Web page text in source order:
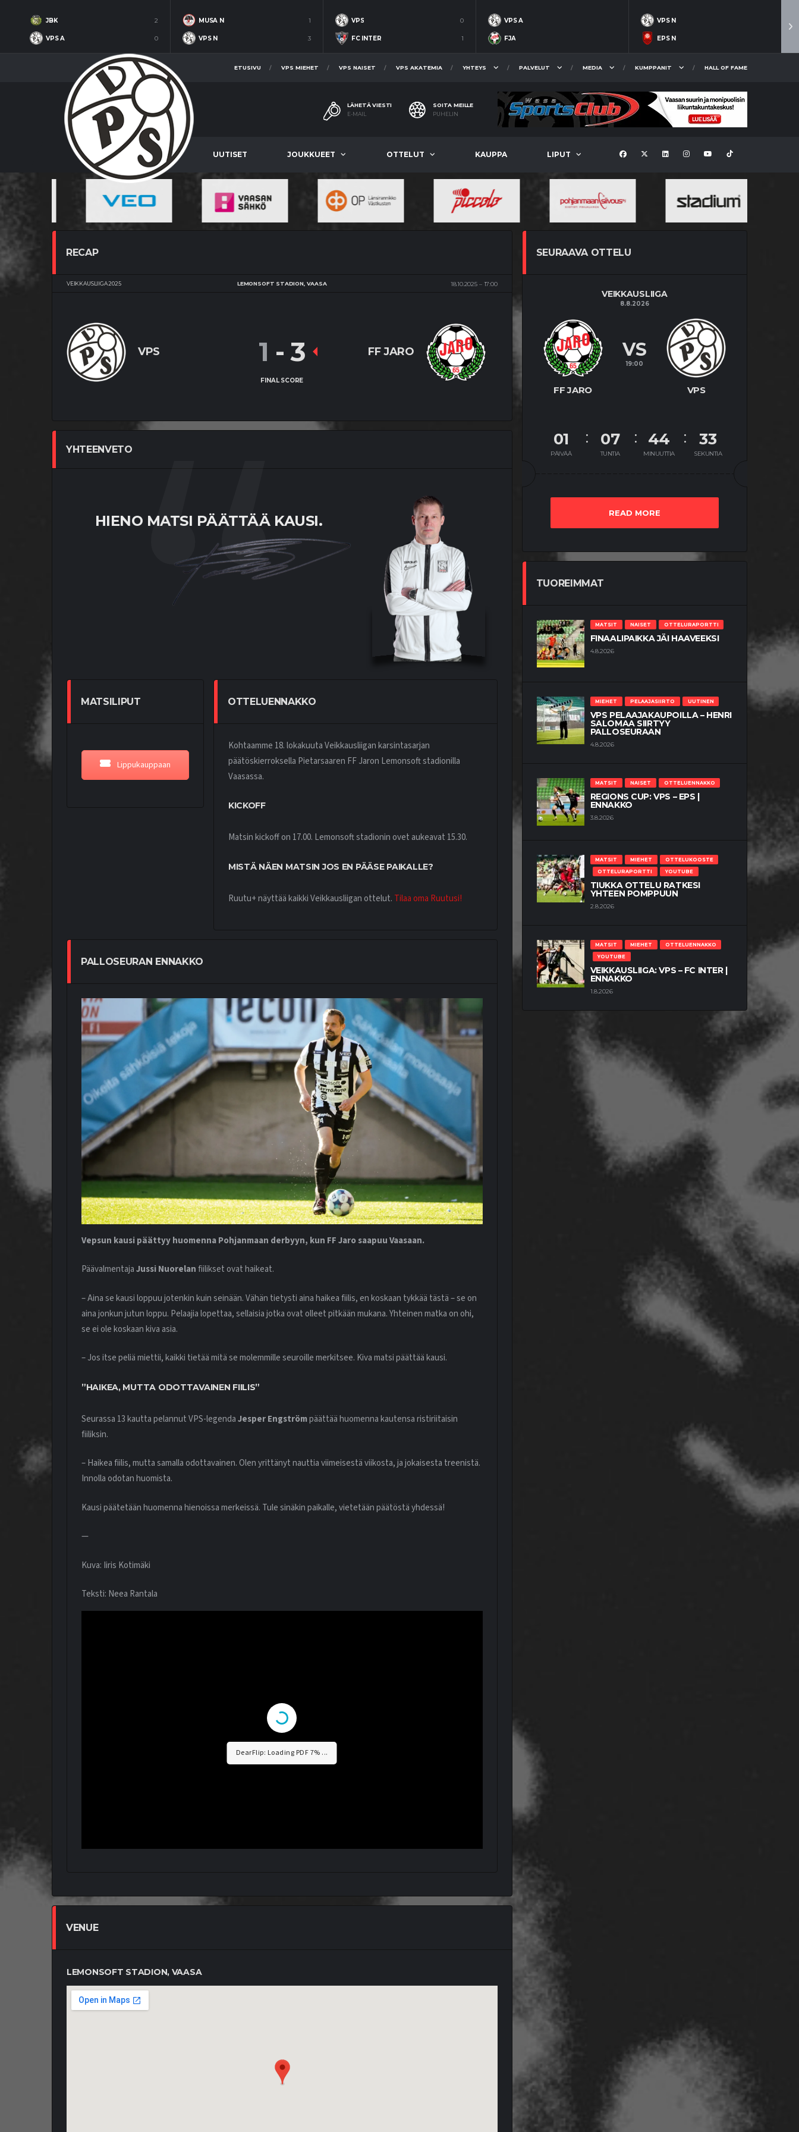
JBK 2
VPS A 0
MUSA N 1
VPS N 3
VPS 0
FC INTER 1
VPS A
FJA
VPS N
EPS N
ETUSIVU VPS MIEHET VPS NAISET VPS AKATEMIA YHTEYS PALVELUT MEDIA KUMPPANIT HALL OF FAME
LÄHETÄ VIESTI
E-MAIL
SOITA MEILLE
PUHELIN
UUTISET JOUKKUEET OTTELUT KAUPPA LIPUT
RECAP
VEIKKAUSLIIGA 2025 LEMONSOFT STADION, VAASA 18.10.2025 17:00
VPS FF JARO
1 - 3
FINAL SCORE
YHTEENVETO
HIENO MATSI PÄÄTTÄÄ KAUSI.
MATSILIPUT
Lippukauppaan
OTTELUENNAKKO
Kohtaamme 18. lokakuuta Veikkausliigan karsintasarjan
päätöskierroksella Pietarsaaren FF Jaron Lemonsoft stadionilla
Vaasassa.
KICKOFF
Matsin kickoff on 17.00. Lemonsoft stadionin ovet aukeavat 15.30.
MISTÄ NÄEN MATSIN JOS EN PÄÄSE PAIKALLE?
Ruutu+ näyttää kaikki Veikkausliigan ottelut. Tilaa oma Ruutusi!
PALLOSEURAN ENNAKKO
Vepsun kausi päättyy huomenna Pohjanmaan derbyyn, kun FF Jaro saapuu Vaasaan.
PäävalmentajaJussi Nuorelanfiilikset ovat haikeat.
– Aina se kausi loppuu jotenkin kuin seinään. Vähän tietysti aina haikea fiilis, en koskaan tykkää tästä – se on
aina jonkun jutun loppu. Pelaajia lopettaa, sellaisia jotka ovat olleet pitkään mukana. Yhteinen matka on ohi,
se ei ole koskaan kiva asia.
– Jos itse peliä miettii, kaikki tietää mitä se molemmille seuroille merkitsee. Kiva matsi päättää kausi.
”HAIKEA, MUTTA ODOTTAVAINEN FIILIS”
Seurassa 13 kautta pelannut VPS-legendaJesper Engströmpäättää huomenna kautensa ristiriitaisin
fiiliksin.
– Haikea fiilis, mutta samalla odottavainen. Olen yrittänyt nauttia viimeisestä viikosta, ja jokaisesta treenistä.
Innolla odotan huomista.
Kausi päätetään huomenna hienoissa merkeissä. Tule sinäkin paikalle, vietetään päätöstä yhdessä!
—
Kuva: Iiris Kotimäki
Teksti: Neea Rantala
VENUE
SEURAAVA OTTELU
VEIKKAUSLIIGA
8.8.2026
FF JARO VPS
VS
19:00
01
PÄIVÄÄ
07
TUNTIA
44
MINUUTTIA
32
SEKUNTIA
READ MORE
TUOREIMMAT
MATSIT NAISET OTTELURAPORTTI
FINAALIPAIKKA JÄI HAAVEEKSI
4.8.2026
MIEHET PELAAJASIIRTO UUTINEN
VPS PELAAJAKAUPOILLA – HENRI
SALOMAA SIIRTYY
PALLOSEURAAN
4.8.2026
MATSIT NAISET OTTELUENNAKKO
REGIONS CUP: VPS – EPS |
ENNAKKO
3.8.2026
MATSIT MIEHET
OTTELUKOOSTE
OTTELURAPORTTI
YOUTUBE
TIUKKA OTTELU RATKESI
YHTEEN POMPPUUN
2.8.2026
MATSIT MIEHET
OTTELUENNAKKO
YOUTUBE
VEIKKAUSLIIGA: VPS – FC INTER |
ENNAKKO
1.8.2026